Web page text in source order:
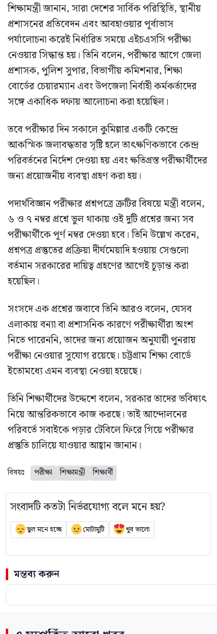
শিক্ষামন্ত্রী জানান, সারা দেশের সার্বিক পরিস্থিতি, স্থানীয়
প্রশাসনের প্রতিবেদন এবং আবহাওয়ার পূর্বাভাস
পর্যালোচনা করেই নির্ধারিত সময়ে এইচএসসি পরীক্ষা
নেওয়ার সিদ্ধান্ত হয়। তিনি বলেন, পরীক্ষার আগে জেলা
প্রশাসক, পুলিশ সুপার, বিভাগীয় কমিশনার, শিক্ষা
বোর্ডের চেয়ারম্যান এবং উপজেলা নির্বাহী কর্মকর্তাদের
সঙ্গে একাধিক দফায় আলোচনা করা হয়েছিল।
তবে পরীক্ষার দিন সকালে কুমিল্লার একটি কেন্দ্রে
আকস্মিক জলাবদ্ধতার সৃষ্টি হলে তাৎক্ষণিকভাবে কেন্দ্র
পরিবর্তনের নির্দেশ দেওয়া হয় এবং ক্ষতিগ্রস্ত পরীক্ষার্থীদের
জন্য প্রয়োজনীয় ব্যবস্থা গ্রহণ করা হয়।
পদার্থবিজ্ঞান পরীক্ষার প্রশ্নপত্রে ত্রুটির বিষয়ে মন্ত্রী বলেন,
৬ ও ৭ নম্বর প্রশ্নে ভুল থাকায় ওই দুটি প্রশ্নের জন্য সব
পরীক্ষার্থীকে পূর্ণ নম্বর দেওয়া হবে। তিনি উল্লেখ করেন,
প্রশ্নপত্র প্রস্তুতের প্রক্রিয়া দীর্ঘমেয়াদি হওয়ায় সেগুলো
বর্তমান সরকারের দায়িত্ব গ্রহণের আগেই চূড়ান্ত করা
হয়েছিল।
সংসদে এক প্রশ্নের জবাবে তিনি আরও বলেন, যেসব
এলাকায় বন্যা বা প্রশাসনিক কারণে পরীক্ষার্থীরা অংশ
নিতে পারেননি, তাদের জন্য প্রয়োজন অনুযায়ী পুনরায়
পরীক্ষা নেওয়ার সুযোগ রয়েছে। চট্টগ্রাম শিক্ষা বোর্ডে
ইতোমধ্যে এমন ব্যবস্থা নেওয়া হয়েছে।
তিনি শিক্ষার্থীদের উদ্দেশে বলেন, সরকার তাদের ভবিষ্যৎ
নিয়ে আন্তরিকভাবে কাজ করছে। তাই আন্দোলনের
পরিবর্তে সবাইকে পড়ার টেবিলে ফিরে গিয়ে পরীক্ষার
প্রস্তুতি চালিয়ে যাওয়ার আহ্বান জানান।
বিষয়ঃ পরীক্ষা শিক্ষামন্ত্রী শিক্ষার্থী
সংবাদটি কতটা নির্ভরযোগ্য বলে মনে হয়?
ভুল মনে হচ্ছে মোটামুটি খুব ভালো
মন্তব্য করুন